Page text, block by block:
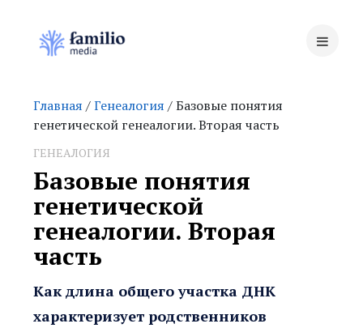
Главная /Генеалогия / Базовые понятия
генетической генеалогии. Вторая часть
ГЕНЕАЛОГИЯ
Базовые понятия
генетической
генеалогии. Вторая
часть
Как длина общего участка ДНК
характеризует родственников